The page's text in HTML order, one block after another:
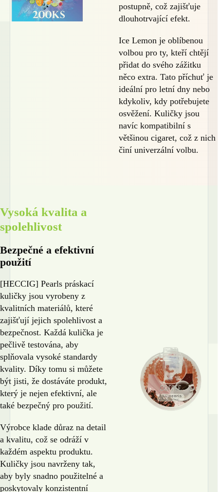
postupně, což zajišťuje
dlouhotrvající efekt.
Ice Lemon je oblíbenou
volbou pro ty, kteří chtějí
přidat do svého zážitku
něco extra. Tato příchuť je
ideální pro letní dny nebo
kdykoliv, kdy potřebujete
osvěžení. Kuličky jsou
navíc kompatibilní s
většinou cigaret, což z nich
činí univerzální volbu.
Vysoká kvalita a
spolehlivost
Bezpečné a efektivní
použití
[HECCIG] Pearls práskací
kuličky jsou vyrobeny z
kvalitních materiálů, které
zajišťují jejich spolehlivost a
bezpečnost. Každá kulička je
pečlivě testována, aby
splňovala vysoké standardy
kvality. Díky tomu si můžete
být jisti, že dostáváte produkt,
který je nejen efektivní, ale
také bezpečný pro použití.
Výrobce klade důraz na detail
a kvalitu, což se odráží v
každém aspektu produktu.
Kuličky jsou navrženy tak,
aby byly snadno použitelné a
poskytovaly konzistentní